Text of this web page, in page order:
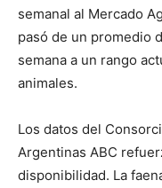
semanal al Mercado
pasó de un promedio
semana a un rango
animales.
Los datos del
Argentinas ABC
disponibilidad. La